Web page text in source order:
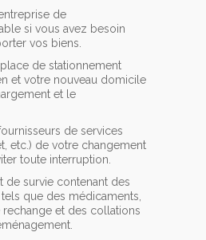
de
si vous avez besoin
vos biens.
de stationnement
et votre nouveau domicile
et le
de services
etc.) de votre changement
toute interruption.
de survie contenant des
que des médicaments,
et des collations